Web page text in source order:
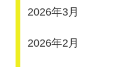
2026年3月
2026年2月